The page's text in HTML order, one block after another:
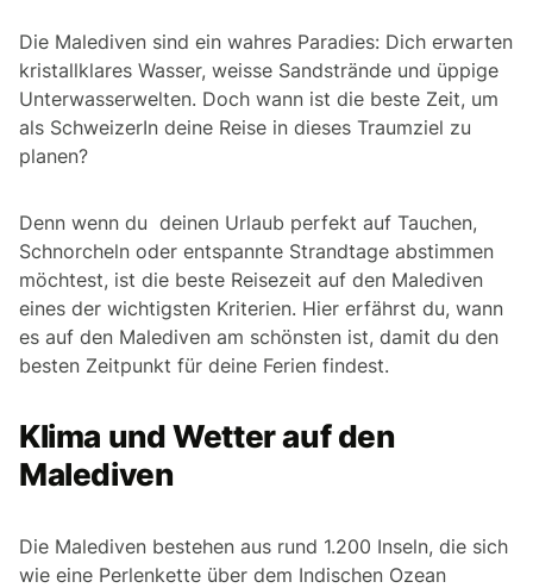
Die Malediven sind ein wahres Paradies: Dich erwarten
kristallklares Wasser, weisse Sandstrände und üppige
Unterwasserwelten. Doch wann ist die beste Zeit, um
als SchweizerIn deine Reise in dieses Traumziel zu
planen?
Denn wenn du deinen Urlaub perfekt auf Tauchen,
Schnorcheln oder entspannte Strandtage abstimmen
möchtest, ist die beste Reisezeit auf den Malediven
eines der wichtigsten Kriterien. Hier erfährst du, wann
es auf den Malediven am schönsten ist, damit du den
besten Zeitpunkt für deine Ferien findest.
Klima und Wetter auf den
Malediven
Die Malediven bestehen aus rund 1.200 Inseln, die sich
wie eine Perlenkette über dem Indischen Ozean